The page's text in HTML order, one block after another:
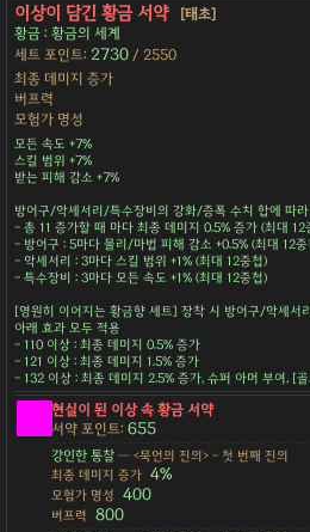
이상이 담긴 황금 서약
[태초]
황금 : 황금의 세계
세트 포인트: 2730 / 2550
최종 데미지 증가
버프력
모험가 명성
모든 속도 +7%
스킬 범위 +7%
받는 피해 감소 +7%
방어구/악세서리/특수장비의 강화/증폭 수치 합에 따
- 총 11 증가할 때 마다 최종 데미지 0.5% 증가 (최대 12
- 방어구 : 5마다 물리/마법 피해 감소 +0.5% (최대 12중
- 악세서리 : 3마다 스킬 범위 +1% (최대 12중첩)
- 특수장비 : 3마다 모든 속도 +1% (최대 12중첩)
[영원히 이어지는 황금향 세트] 장착 시 방어구/악세
아래 효과 모두 적용
- 110 이상 : 최종 데미지 0.5% 증가
- 121 이상 : 최종 데미지 1.5% 증가
- 132 이상 : 최종 데미지 2.5% 증가, 슈퍼 아머 부여, [
현실이 된 이상 속 황금 서약
서약 포인트:655
강인한 통찰— <묵언의 진의> - 첫 번째 진의
최종 데미지 증가 4%
모험가 명성 400
버프력 800